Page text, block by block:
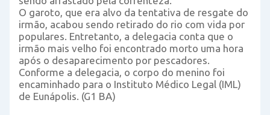
O garoto, que era alvo da tentativa de resgate do
irmão, acabou sendo retirado do rio com vida por
populares. Entretanto, a delegacia conta que o
irmão mais velho foi encontrado morto uma hora
após o desaparecimento por pescadores.
Conforme a delegacia, o corpo do menino foi
encaminhado para o Instituto Médico Legal (IML)
de Eunápolis. (G1 BA)